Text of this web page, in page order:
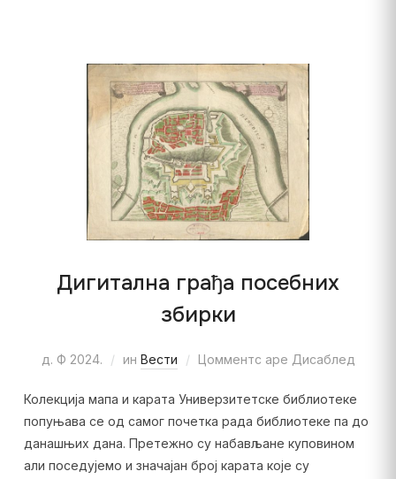
Дигитална грађа посебних
збирки
д. Ф 2024. ин Вести Цомментс аре Дисаблед
Колекција мапа и карата Универзитетске библиотеке
попуњава се од самог почетка рада библиотеке па до
данашњих дана. Претежно су набављане куповином
али поседујемо и значајан број карата које су